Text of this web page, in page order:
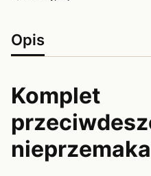
Opis
Komplet